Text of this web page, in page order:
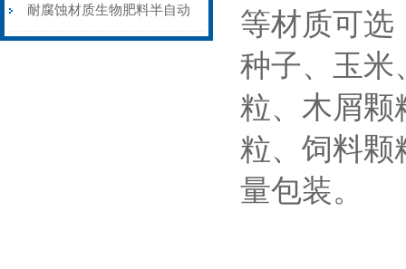
304不锈钢材质
耐腐蚀材质生物肥料半自动
等材质可选
种子、玉米
粒、木屑颗
粒、饲料颗
量包装。